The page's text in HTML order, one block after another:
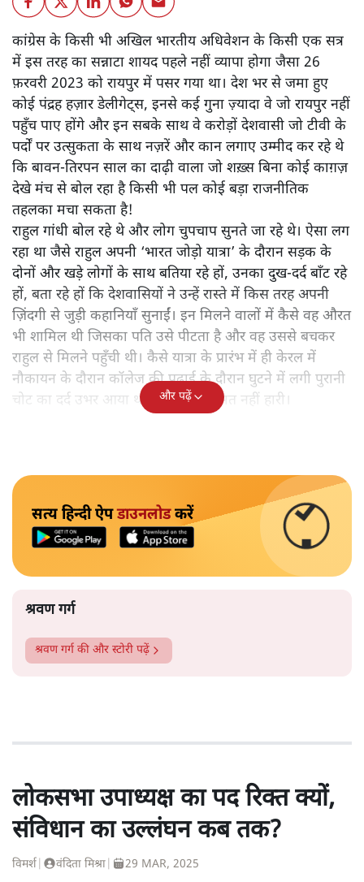
कांग्रेस के किसी भी अखिल भारतीय अधिवेशन के किसी एक सत्र
में इस तरह का सन्नाटा शायद पहले नहीं व्यापा होगा जैसा 26
फ़रवरी 2023 को रायपुर में पसर गया था। देश भर से जमा हुए
कोई पंद्रह हज़ार डेलीगेट्स, इनसे कई गुना ज़्यादा वे जो रायपुर नहीं
पहुँच पाए होंगे और इन सबके साथ वे करोड़ों देशवासी जो टीवी के
पर्दों पर उत्सुकता के साथ नज़रें और कान लगाए उम्मीद कर रहे थे
कि बावन-तिरपन साल का दाढ़ी वाला जो शख़्स बिना कोई काग़ज़
देखे मंच से बोल रहा है किसी भी पल कोई बड़ा राजनीतिक
तहलका मचा सकता है!
राहुल गांधी बोल रहे थे और लोग चुपचाप सुनते जा रहे थे। ऐसा लग
रहा था जैसे राहुल अपनी ‘भारत जोड़ो यात्रा’ के दौरान सड़क के
दोनों और खड़े लोगों के साथ बतिया रहे हों, उनका दुख-दर्द बाँट रहे
हों, बता रहे हों कि देशवासियों ने उन्हें रास्ते में किस तरह अपनी
ज़िंदगी से जुड़ी कहानियाँ सुनाईं। इन मिलने वालों में कैसे वह औरत
भी शामिल थी जिसका पति उसे पीटता है और वह उससे बचकर
राहुल से मिलने पहुँची थी। कैसे यात्रा के प्रारंभ में ही केरल में
नौकायन के दौरान कॉलेज की पढ़ाई के दौरान घुटने में लगी पुरानी
चोट का दर्द उभर आया था पर उन्होंने हिम्मत नहीं हारी।
और पढ़ें
सत्य हिन्दी ऐपडाउनलोडकरें
श्रवण गर्ग
श्रवण गर्ग की और स्टोरी पढ़ें
लोकसभा उपाध्यक्ष का पद रिक्त क्यों,
संविधान का उल्लंघन कब तक?
विमर्श वंदिता मिश्रा 29 MAR, 2025